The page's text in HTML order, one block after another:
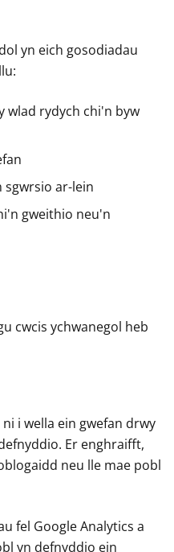
yn eich gosodiadau
wlad rydych chi'n byw
sgwrsio ar-lein
gweithio neu'n
cwcis ychwanegol heb
i wella ein gwefan drwy
Er enghraifft,
neu lle mae pobl
fel Google Analytics a
yn defnyddio ein